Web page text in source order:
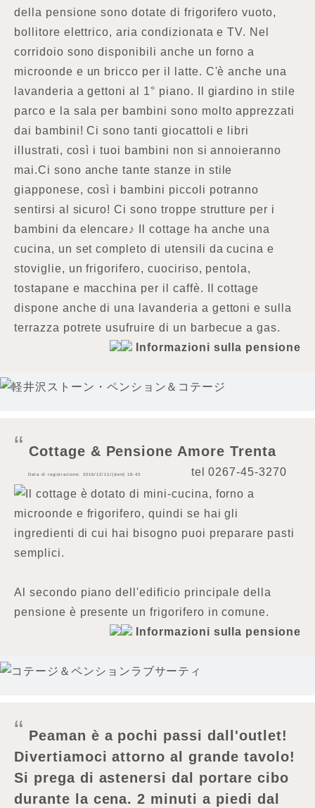
della pensione sono dotate di frigorifero vuoto,
bollitore elettrico, aria condizionata e TV. Nel
corridoio sono disponibili anche un forno a
microonde e un bricco per il latte. C'è anche una
lavanderia a gettoni al 1° piano. Il giardino in stile
parco e la sala per bambini sono molto apprezzati
dai bambini! Ci sono tanti giocattoli e libri
illustrati, così i tuoi bambini non si annoieranno
mai.Ci sono anche tante stanze in stile
giapponese, così i bambini piccoli potranno
sentirsi al sicuro! Ci sono troppe strutture per i
bambini da elencare♪ Il cottage ha anche una
cucina, un set completo di utensili da cucina e
stoviglie, un frigorifero, cuociriso, pentola,
tostapane e macchina per il caffè. Il cottage
dispone anche di una lavanderia a gettoni e sulla
terrazza potrete usufruire di un barbecue a gas.
Informazioni sulla pensione
Cottage & Pensione Amore Trenta
tel0267-45-3270
Data di registrazione: 2016/12/11/(dom) 18:42
Il cottage è dotato di mini-cucina, forno a
microonde e frigorifero, quindi se hai gli
ingredienti di cui hai bisogno puoi preparare pasti
semplici.
Al secondo piano dell'edificio principale della
pensione è presente un frigorifero in comune.
Informazioni sulla pensione
Peaman è a pochi passi dall'outlet!
Divertiamoci attorno al grande tavolo!
Si prega di astenersi dal portare cibo
durante la cena. 2 minuti a piedi dal